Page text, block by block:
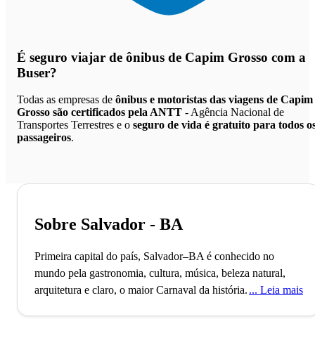
É seguro viajar de ônibus de Capim Grosso com a
Buser?
Todas as empresas de ônibus e motoristas das viagens de Capim
Grosso são certificados pela ANTT - Agência Nacional de
Transportes Terrestres e o seguro de vida é gratuito para todos
passageiros.
Sobre Salvador - BA
Primeira capital do país, Salvador–BA é conhecido no
mundo pela gastronomia, cultura, música, beleza natural,
arquitetura e claro, o maior Carnaval da história. A cidade de
Leia mais